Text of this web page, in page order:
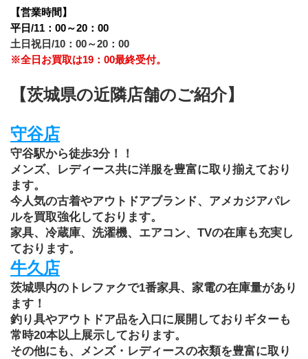
【営業時間】
平日/11：00～20：00
土日祝日/10：00～20：00
※全日お買取は19：00最終受付。
【茨城県の近隣店舗のご紹介】
守谷店
守谷駅から徒歩3分！！
メンズ、レディース共に洋服を豊富に取り揃えており
ます。
今人気の古着やアウトドアブランド、アメカジアパレ
ルを買取強化しております。
家具、冷蔵庫、洗濯機、エアコン、TVの在庫も充実し
ております。
牛久店
茨城県内のトレファクで1番家具、家電の在庫量があり
ます！
釣り具やアウトドア品を入口に展開しておりギターも
常時20本以上展示しております。
その他にも、メンズ・レディースの衣類を豊富に取り